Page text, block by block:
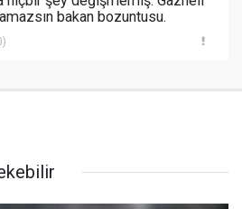
bakan bozuntusu.